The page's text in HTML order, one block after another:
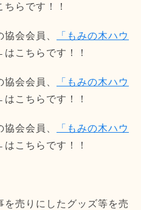
らです！！
協会会員、
「もみの木ハウ
こちらです！！
協会会員、
「もみの木ハウ
こちらです！！
協会会員、
「もみの木ハウ
こちらです！！
売りにしたグッズ等を売